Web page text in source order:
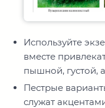
Используйте
вместе
пышной, густой,
Пестрые
служат